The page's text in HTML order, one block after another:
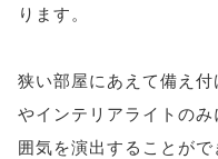
ります。
狭い部屋にあえて備え
やインテリアライトの
囲気を演出することがで